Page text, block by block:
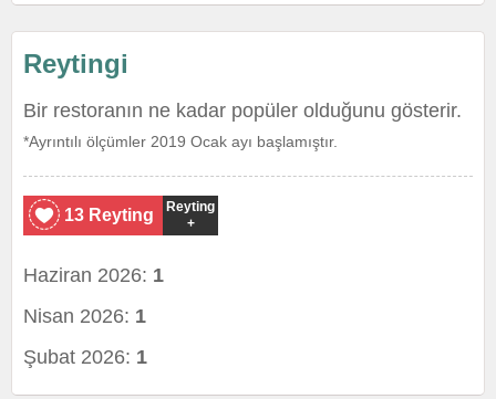
Reytingi
Bir restoranın ne kadar popüler olduğunu gösterir.
*Ayrıntılı ölçümler 2019 Ocak ayı başlamıştır.
13 Reyting
Reyting
+
Haziran 2026: 1
Nisan 2026: 1
Şubat 2026: 1